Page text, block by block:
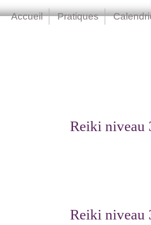
Accueil Pratiques
Reiki niveau
Reiki niveau